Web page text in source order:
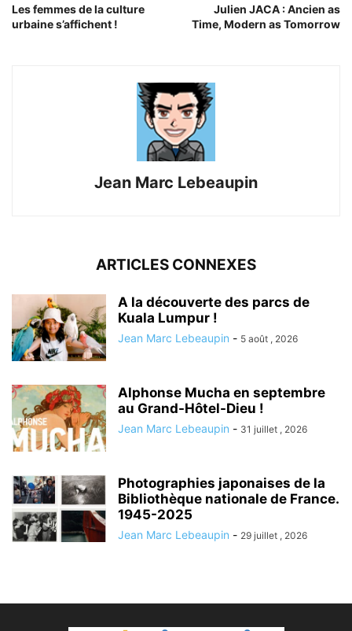
Les femmes de la culture
urbaine s’affichent !
Julien JACA : Ancien as
Time, Modern as Tomorrow
Jean Marc Lebeaupin
ARTICLES CONNEXES
A la découverte des parcs de
Kuala Lumpur !
Jean Marc Lebeaupin - 5 août , 2026
Alphonse Mucha en septembre
au Grand-Hôtel-Dieu !
Jean Marc Lebeaupin - 31 juillet , 2026
Photographies japonaises de la
Bibliothèque nationale de France.
1945-2025
Jean Marc Lebeaupin - 29 juillet , 2026